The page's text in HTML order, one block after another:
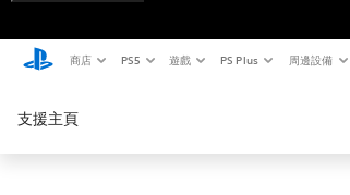
商店 PS5 遊戲 PS Plus 周邊設備
支援主頁